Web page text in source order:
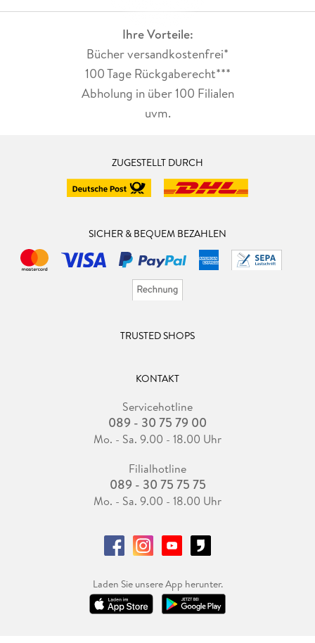
Ihre Vorteile:
Bücher versandkostenfrei*
100 Tage Rückgaberecht***
Abholung in über 100 Filialen
uvm.
ZUGESTELLT DURCH
SICHER & BEQUEM BEZAHLEN
TRUSTED SHOPS
KONTAKT
Servicehotline
089 - 30 75 79 00
Mo. - Sa. 9.00 - 18.00 Uhr
Filialhotline
089 - 30 75 75 75
Mo. - Sa. 9.00 - 18.00 Uhr
Laden Sie unsere App herunter.